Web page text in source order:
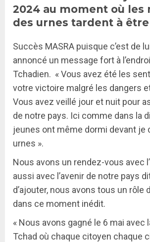
2024 au moment où les
des urnes tardent à
Succès MASRA puisque c’est de
annoncé un message fort à
Tchadien. « Vous avez été les
votre victoire malgré les dangers
Vous avez veillé jour et nuit pour
de notre pays. Ici comme dans la
jeunes ont même dormi devant je
urnes ».
Nous avons un rendez-vous avec
aussi avec l’avenir de notre pays
d’ajouter, nous avons tous un rôle
dans ce moment inédit.
« Nous avons gagné le 6 mai avec
Tchad où chaque citoyen chaque